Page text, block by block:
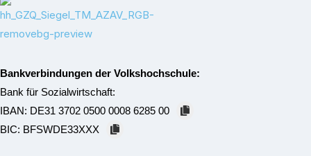
Bankverbindungen der Volkshochschule:
Bank für Sozialwirtschaft:
IBAN: DE31 3702 0500 0008 6285 00
BIC: BFSWDE33XXX